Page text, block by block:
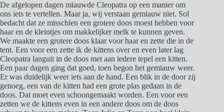
De afgelopen dagen miauwde Cleopatra op een manier om
ons iets te vertellen. Maar ja, wij verstaan gemiauw niet. Sol
bedacht dat ze misschien een grotere doos moest hebben voor
haar en de kleintjes om makkelijker melk te kunnen geven.
We maakte een grotere doos klaar voor haar en zette die in de
tent. Een voor een zette ik de kittens over en even later lag
Cleopatra languit in de doos met aan iedere tepel een kitten.
Een paar dagen ging dat goed, toen begon het gemiauw weer.
Er was duidelijk weer iets aan de hand. Een blik in de door zij
genoeg, een van de kitten had een grote plas gedaan in de
doos. Dat moet even schoongemaakt worden. Een voor een
zetten we de kittens even in een andere doos om de doos